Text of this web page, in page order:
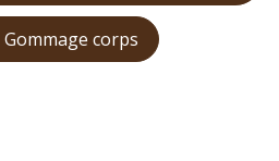
Gommage corps